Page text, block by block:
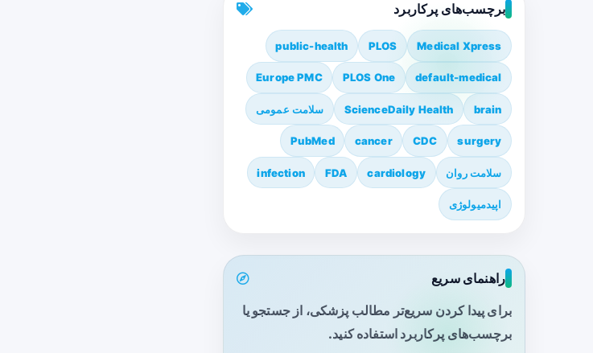
برچسب‌های پرکاربرد
Medical Xpress
PLOS
public-health
default-medical
PLOS One
Europe PMC
brain
ScienceDaily Health سلامت عمومی
surgery
CDC
cancer
PubMed
سلامت روان cardiology
FDA
infection
اپیدمیولوژی
راهنمای سریع
برای پیدا کردن سریع‌تر مطالب پزشکی، از جستجو یا
برچسب‌های پرکاربرد استفاده کنید.